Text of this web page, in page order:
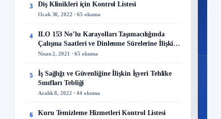
3 Diş Klinikleri için Kontrol Listesi
Ocak 30, 2022 · 65 okuma
4
ILO 153 No’lu Karayolları Taşımacılığında
Çalışma Saatleri ve Dinlenme Sürelerine İlişkin
Sözleşme
Nisan 2, 2021 · 65 okuma
5
İş Sağlığı ve Güvenliğine İlişkin İşyeri Tehlike
Sınıfları Tebliği
Aralık 8, 2022 · 44 okuma
6 Kuru Temizleme Hizmetleri Kontrol Listesi